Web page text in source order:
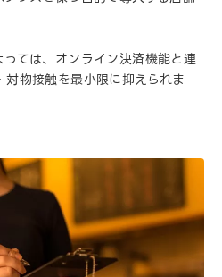
ては、オンライン決済機能と連
物接触を最小限に抑えられま